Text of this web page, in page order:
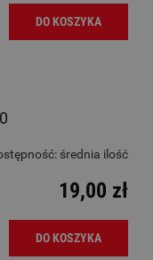
DO KOSZYKA
średnia ilość
19,00 zł
DO KOSZYKA